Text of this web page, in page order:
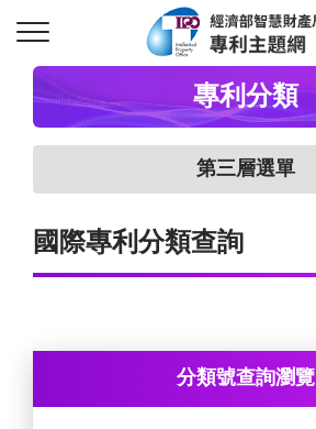
專利分類
第三層選單
國際專利分類查詢
分類號查詢瀏覽